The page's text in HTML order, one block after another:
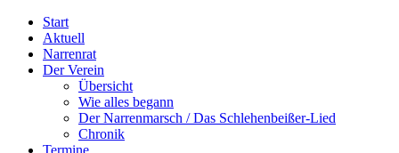
Start
Aktuell
Narrenrat
Der Verein
Übersicht
Wie alles begann
Der Narrenmarsch / Das Schlehenbeißer-Lied
Chronik
Termine